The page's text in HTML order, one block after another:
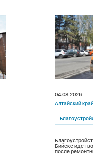
04.08.2026
Алтайский
Бийске идет
после